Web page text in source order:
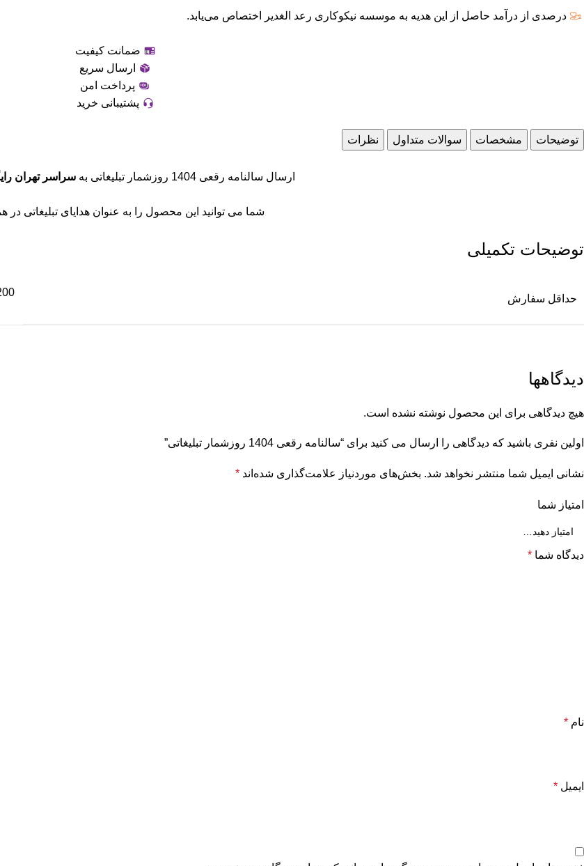
درصدی از درآمد حاصل از این هدیه به موسسه نیکوکاری رعد الغدیر اختصاص می‌یابد.
ضمانت کیفیت
ارسال سریع
پرداخت امن
پشتیبانی خرید
توضیحات مشخصات سوالات متداول نظرات
ارسال سالنامه رقعی 1404 روزشمار تبلیغاتی به سراسر تهران
شما می توانید این محصول را به عنوان هدایای تبلیغاتی در
توضیحات تکمیلی
حداقل سفارش
200
دیدگاهها
هیچ دیدگاهی برای این محصول نوشته نشده است.
اولین نفری باشید که دیدگاهی را ارسال می کنید برای “سالنامه رقعی 1404 روزشمار تبلیغاتی”
نشانی ایمیل شما منتشر نخواهد شد. بخش‌های موردنیاز علامت‌گذاری شده‌اند *
امتیاز شما
دیدگاه شما *
نام *
ایمیل *